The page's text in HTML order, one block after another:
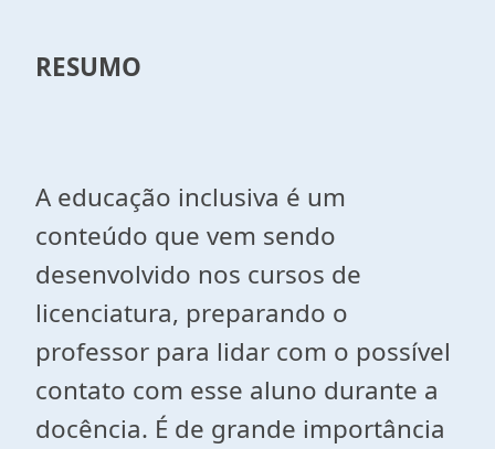
RESUMO
A educação inclusiva é um
conteúdo que vem sendo
desenvolvido nos cursos de
licenciatura, preparando o
professor para lidar com o possível
contato com esse aluno durante a
docência. É de grande importância